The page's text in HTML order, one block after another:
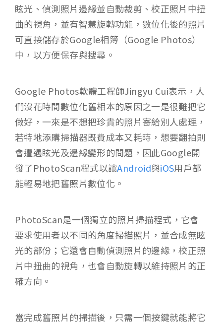
眩光、偵測照片邊緣並自動裁剪、校正照片中扭
曲的視角，並有智慧旋轉功能，數位化後的照片
可直接儲存於Google相簿（Google Photos）
中，以方便保存與搜尋。
Google Photos軟體工程師Jingyu Cui表示，人
們沒花時間數位化舊相本的原因之一是很難把它
做好，一來是不想把珍貴的照片寄給別人處理，
若特地添購掃描器既費成本又耗時，想要翻拍則
會遭遇眩光及邊緣變形的問題，因此Google開
發了PhotoScan程式以讓Android與iOS用戶都
能輕易地把舊照片數位化。
PhotoScan是一個獨立的照片掃描程式，它會
要求使用者以不同的角度掃描照片，並合成無眩
光的部份；它還會自動偵測照片的邊緣，校正照
片中扭曲的視角，也會自動旋轉以維持照片的正
確方向。
當完成舊照片的掃描後，只需一個按鍵就能將它